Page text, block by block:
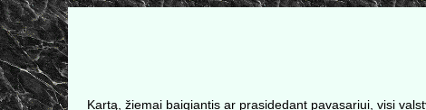
Kartą, žiemai baigiantis ar prasidedant pavasariui, visi